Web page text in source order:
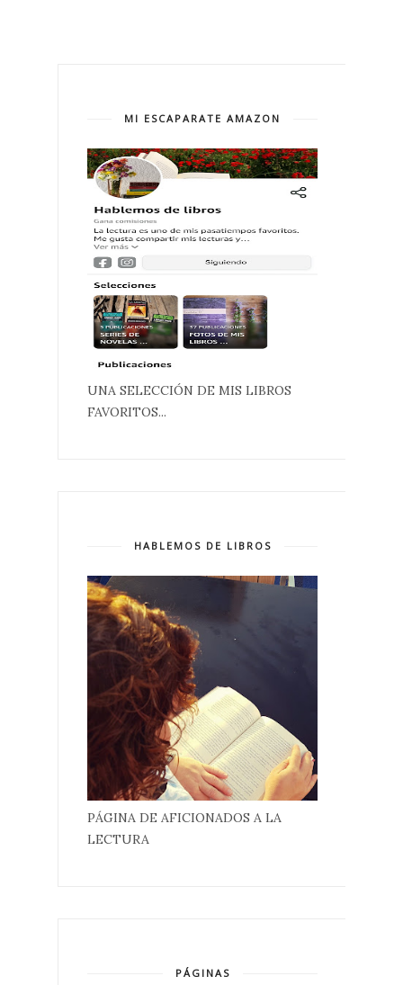
MI ESCAPARATE AMAZON
UNA SELECCIÓN DE MIS LIBROS
FAVORITOS...
HABLEMOS DE LIBROS
PÁGINA DE AFICIONADOS A LA
LECTURA
PÁGINAS